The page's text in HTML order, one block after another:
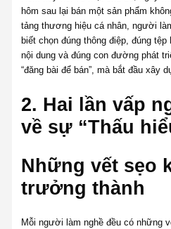
hôm sau lại bán một sản phẩm
tảng thương hiệu cá nhân, người
biết chọn đúng thông điệp, đúng
nội dung và đúng con đường phát
“đăng bài để bán”, mà bắt đầu xây
2. Hai lần vấp
về sự “Thấu
Những vết sẹo
trưởng thành
Mỗi người làm nghề đều có những